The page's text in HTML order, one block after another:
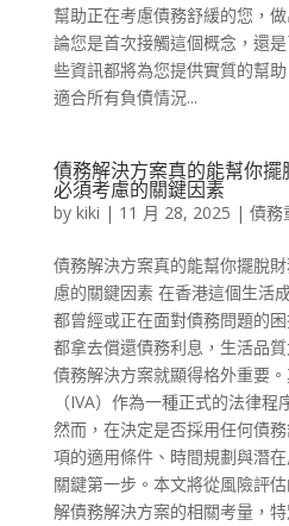
幫助正在考慮債務舒緩的您，
論您是首次接觸這個概念，還
些資訊都將為您提供實質的幫
適合所有負債情況...
債務解決方案真的能幫你
必須考慮的關鍵因素
by kiki | 11 月 28, 2025 | 債務
債務解決方案真的能幫你擺脫
慮的關鍵因素 在香港這個生活
都曾經或正在面對債務問題的
都拿去償還債務利息，生活品
債務解決方案就顯得格外重要
（IVA）作為一種正式的法律
然而，在決定是否採用任何債
項的適用條件、時間規劃與潛
關鍵第一步。本文將從風險評
解債務解決方案的相關考量，